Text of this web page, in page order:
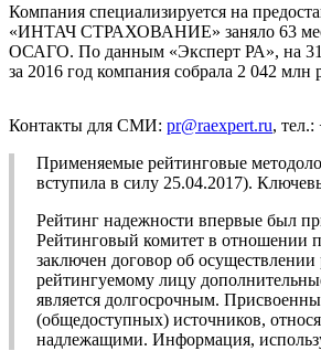
Компания специализируется на
«ИНТАЧ СТРАХОВАНИЕ» заняло 63 место
ОСАГО. По данным «Эксперт РА», на
за 2016 год компания собрала 2 042 млн
Контакты для СМИ: pr@raexpert.ru, тел.:
Применяемые рейтинговые
вступила в силу 25.04.2017).
Рейтинг надежности впервые был
Рейтинговый комитет в отношении
заключен договор об
рейтингуемому лицу
является долгосрочным.
(общедоступных) источников,
надлежащими. Информация,